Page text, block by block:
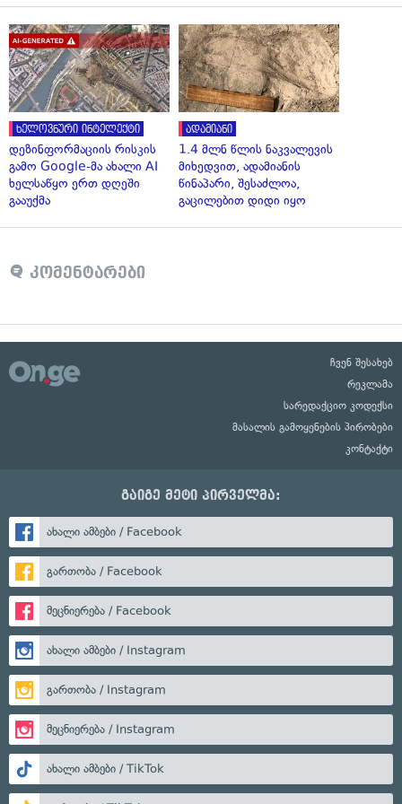
ხელოვნური ინტელექტი
დეზინფორმაციის რისკის
გამო Google-მა ახალი AI
ხელსაწყო ერთ დღეში
გააუქმა
ადამიანი
1.4 მლნ წლის ნაკვალევის
მიხედვით, ადამიანის
წინაპარი, შესაძლოა,
გაცილებით დიდი იყო
კომენტარები
ჩვენ შესახებ
რეკლამა
სარედაქციო კოდექსი
მასალის გამოყენების პირობები
კონტაქტი
გაიგე მეტი პირველმა:
ახალი ამბები / Facebook
გართობა / Facebook
მეცნიერება / Facebook
ახალი ამბები / Instagram
გართობა / Instagram
მეცნიერება / Instagram
ახალი ამბები / TikTok